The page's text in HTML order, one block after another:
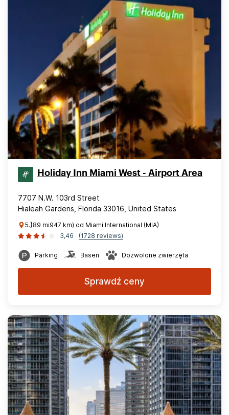
Holiday Inn Miami West - Airport Area
7707 N.W. 103rd Street
Hialeah Gardens, Florida 33016, United States
5.}89 mi947 km) od Miami International (MIA)
3,46
(1728 reviews)
Parking Basen Dozwolone zwierzęta
Sprawdź ceny